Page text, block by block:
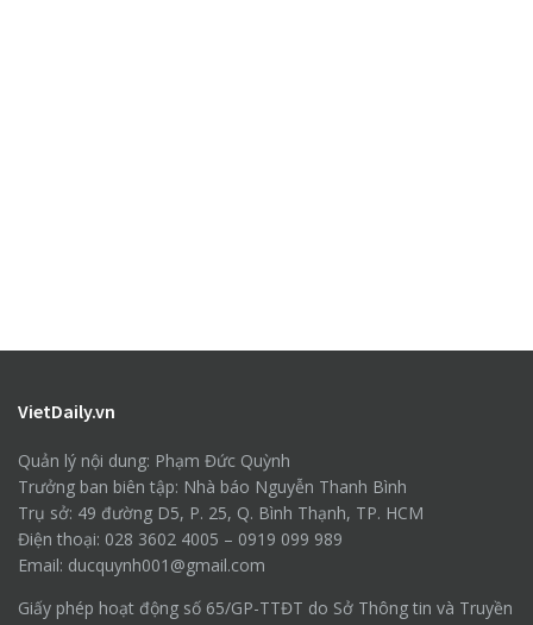
VietDaily.vn
Quản lý nội dung: Phạm Đức Quỳnh
Trưởng ban biên tập: Nhà báo Nguyễn Thanh Bình
Trụ sở: 49 đường D5, P. 25, Q. Bình Thạnh, TP. HCM
Điện thoại: 028 3602 4005 – 0919 099 989
Email: ducquynh001@gmail.com
Giấy phép hoạt động số 65/GP-TTĐT do Sở Thông tin và Truyền